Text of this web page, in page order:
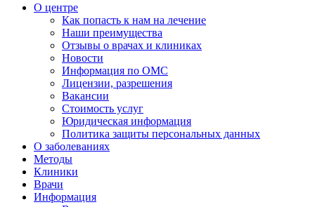
О центре
Как попасть к нам на лечение
Наши преимущества
Отзывы о врачах и клиниках
Новости
Информация по ОМС
Лицензии, разрешения
Вакансии
Стоимость услуг
Юридическая информация
Политика защиты персональных данных
О заболеваниях
Методы
Клиники
Врачи
Информация